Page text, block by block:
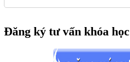
Đăng ký tư vấn khóa học